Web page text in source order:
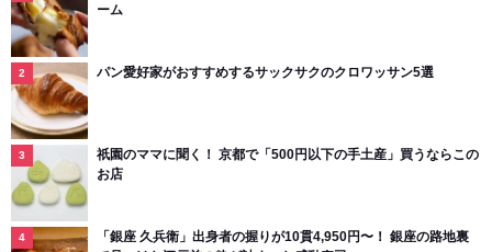
ーム
パン愛好家がおすすめするサックサクのクロワッサン5選
祇園のママに聞く！ 京都で「500円以下の手土産」買うならこの
お店
「銀座 久兵衛」出身者の握りが10貫4,950円〜！ 銀座の路地裏